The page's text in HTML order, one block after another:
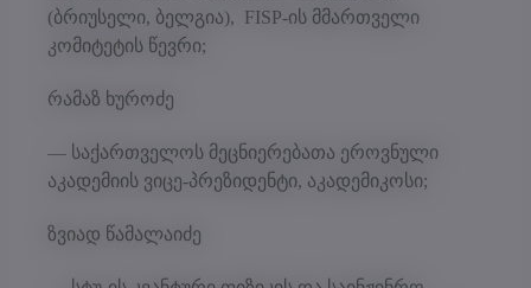
(ბრიუსელი, ბელგია), FISP-ის მმართველი
კომიტეტის წევრი;
რამაზ ხუროძე
— საქართველოს მეცნიერებათა ეროვნული
აკადემიის ვიცე-პრეზიდენტი, აკადემიკოსი;
ზვიად წამალაიძე